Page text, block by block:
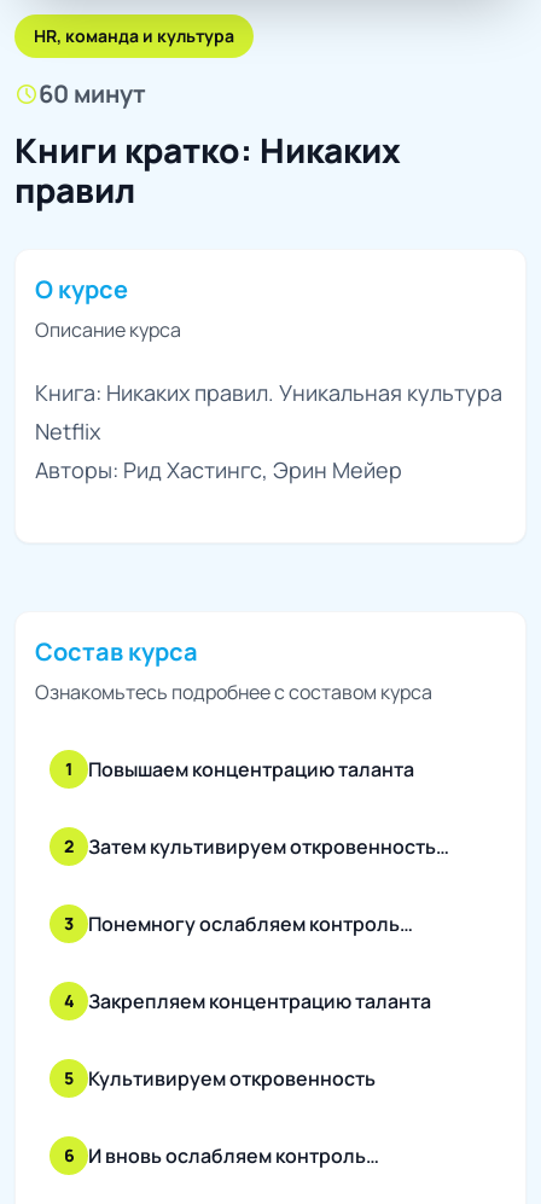
HR, команда и культура
schedule60 минут
Книги кратко: Никаких
правил
О курсе
Описание курса
Книга: Никаких правил. Уникальная культура
Netflix
Авторы: Рид Хастингс, Эрин Мейер
Состав курса
Ознакомьтесь подробнее с составом курса
1 Повышаем концентрацию таланта
2 Затем культивируем откровенность…
3 Понемногу ослабляем контроль…
4 Закрепляем концентрацию таланта
5 Культивируем откровенность
6 И вновь ослабляем контроль…